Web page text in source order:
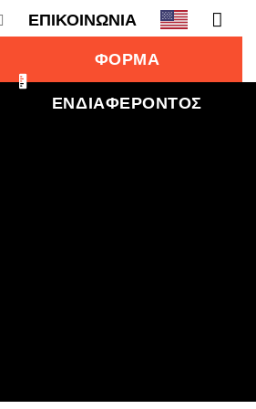
ΕΠΙΚΟΙΝΩΝΙΑ
ΦΟΡΜΑ
ΕΝΔΙΑΦΕΡΟΝΤΟΣ